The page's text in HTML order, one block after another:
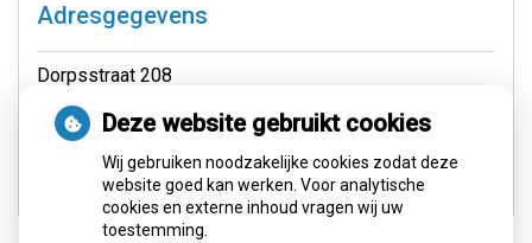
Adresgegevens
Dorpsstraat 208
Tel:0332772070
info@tpcherri.nl
Deze website gebruikt cookies
Wij gebruiken noodzakelijke cookies zodat deze
website goed kan werken. Voor analytische
cookies en externe inhoud vragen wij uw
toestemming.